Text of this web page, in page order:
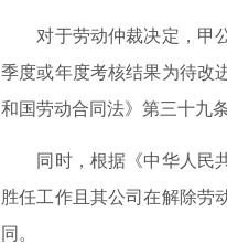
对于劳动仲裁决定，甲公
季度或年度考核结果为待改
和国劳动合同法》第三十九
同时，根据《中华人民共
胜任工作且其公司在解除劳
同。